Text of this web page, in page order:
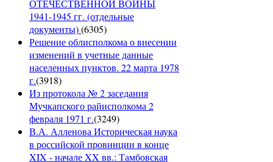
ОТЕЧЕСТВЕННОЙ ВОЙНЫ
1941-1945 гг. (отдельные
документы)(6305)
Решение облисполкома о внесении
изменений в учетные данные
населенных пунктов. 22 марта 1978
г.(3918)
Из протокола № 2 заседания
Мучкапского райисполкома 2
февраля 1971 г.(3249)
В.А. Алленова Историческая наука
в российской провинции в конце
XIX - начале XX вв.: Тамбовская